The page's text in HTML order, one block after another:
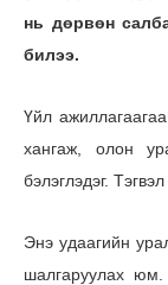
нь дөрвөн
билээ.
Үйл
хангаж, олон
бэлэглэдэг.
Энэ удаагийн
шалгаруулах